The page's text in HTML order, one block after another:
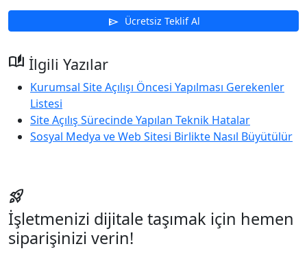
send Ücretsiz Teklif Al
auto_stories İlgili Yazılar
Kurumsal Site Açılışı Öncesi Yapılması Gerekenler
Listesi
Site Açılış Sürecinde Yapılan Teknik Hatalar
Sosyal Medya ve Web Sitesi Birlikte Nasıl Büyütülür
rocket_launch
İşletmenizi dijitale taşımak için hemen
siparişinizi verin!